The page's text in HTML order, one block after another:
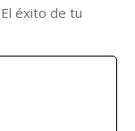
éxito de tu